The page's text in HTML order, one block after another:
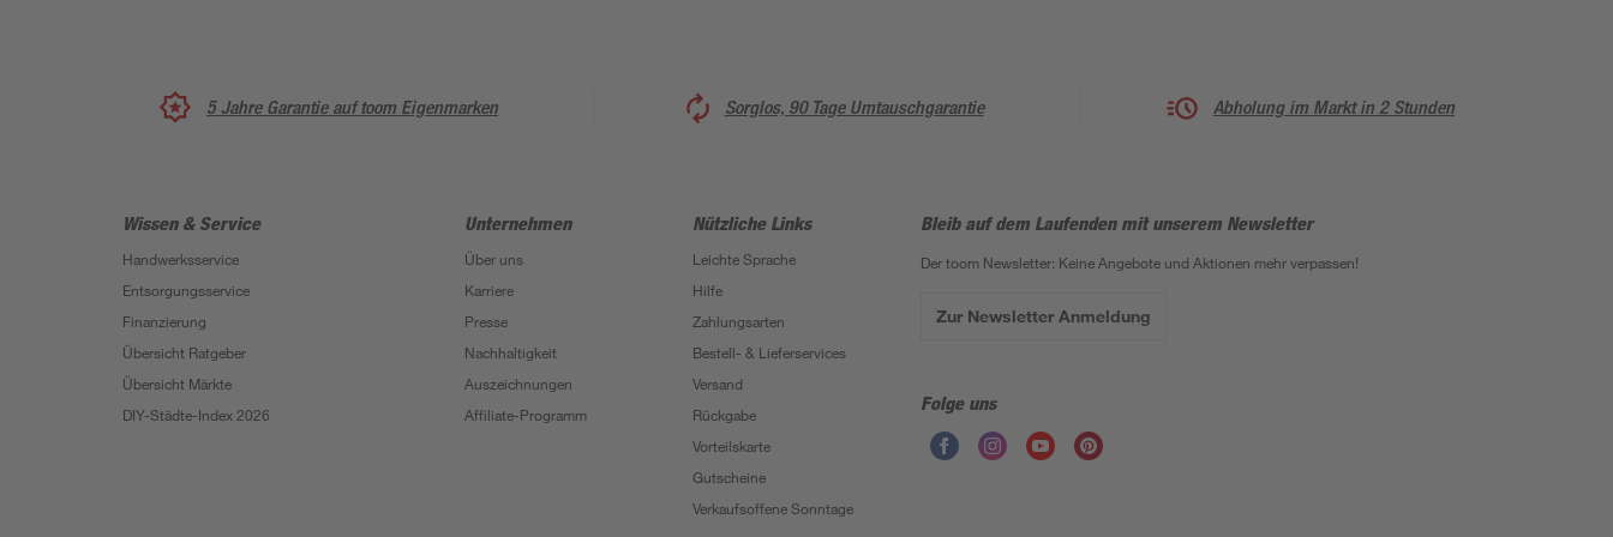
5 Jahre Garantie auf toom Eigenmarken Sorglos, 90 Tage Umtauschgarantie Abholung im Markt in 2 Stunden
Wissen & Service
Handwerksservice
Entsorgungsservice
Finanzierung
Übersicht Ratgeber
Übersicht Märkte
DIY-Städte-Index 2026
Unternehmen
Über uns
Karriere
Presse
Nachhaltigkeit
Auszeichnungen
Affiliate-Programm
Nützliche Links
Leichte Sprache
Hilfe
Zahlungsarten
Bestell- & Lieferservices
Versand
Rückgabe
Vorteilskarte
Gutscheine
Verkaufsoffene Sonntage
Bleib auf dem Laufenden mit unserem Newsletter
Der toom Newsletter: Keine Angebote und Aktionen mehr verpassen!
Zur Newsletter Anmeldung
Folge uns